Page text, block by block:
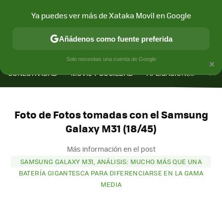
CONECTIVIDAD MÓVIL Y SOCIEDAD APLICACIONES
Foto de Fotos tomadas con el Samsung
Galaxy M31 (18/45)
Más información en el post
SAMSUNG GALAXY M31, ANÁLISIS: MUCHO MÁS QUE UNA
BATERÍA GIGANTESCA PARA DIFERENCIARSE EN LA GAMA
MEDIA
×
Ya puedes ver más de Xataka Movil en Google
Añádenos como fuente preferida
Solo necesitas una cuenta de Google